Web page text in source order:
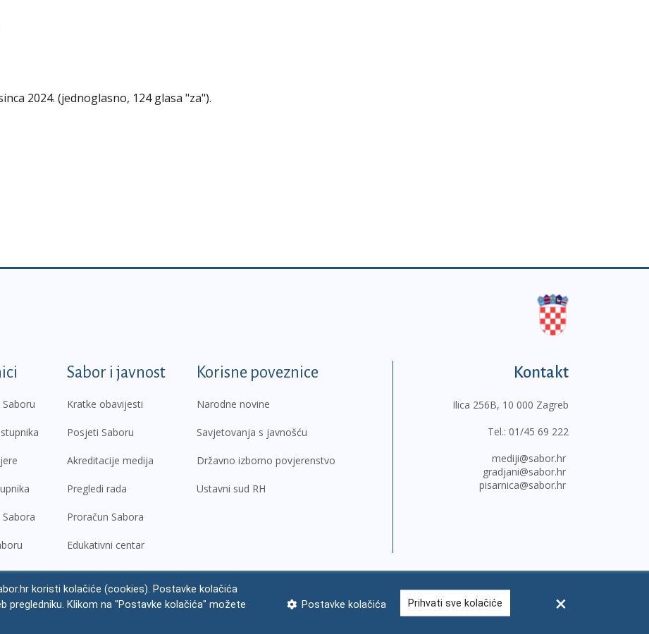
2024. (jednoglasno, 124 glasa "za").
Sabor i javnost
Kratke obavijesti
Posjeti Saboru
Akreditacije medija
Pregledi rada
Proračun Sabora
Edukativni centar
Korisne poveznice
Narodne novine
Savjetovanja s javnošću
Državno izborno povjerenstvo
Ustavni sud RH
Kontakt
Ilica 256B, 10 000 Zagreb
Tel.: 01/45 69 222
mediji@sabor.hr
gradjani@sabor.hr
pisarnica@sabor.hr
napomene Izjava o pristupačnosti Zaštita osobnih podataka Impressum Česta pitanja Kontakti Mapa weba
koristi kolačiće (cookies). Postavke kolačića
Klikom na "Postavke kolačića" možete
Postavke kolačića Prihvati sve kolačiće